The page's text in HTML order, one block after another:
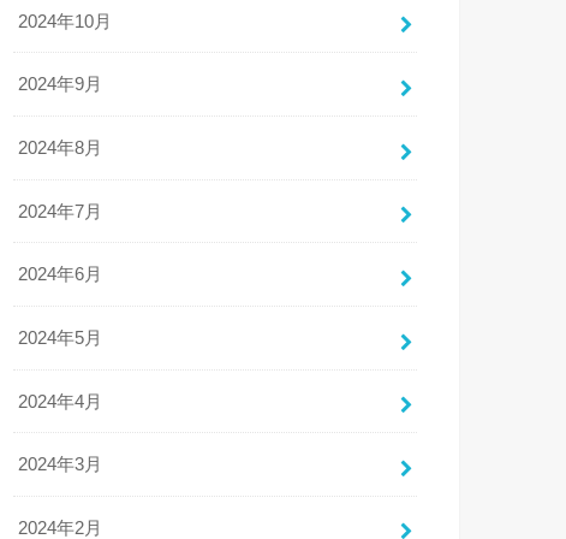
2024年10月
2024年9月
2024年8月
2024年7月
2024年6月
2024年5月
2024年4月
2024年3月
2024年2月